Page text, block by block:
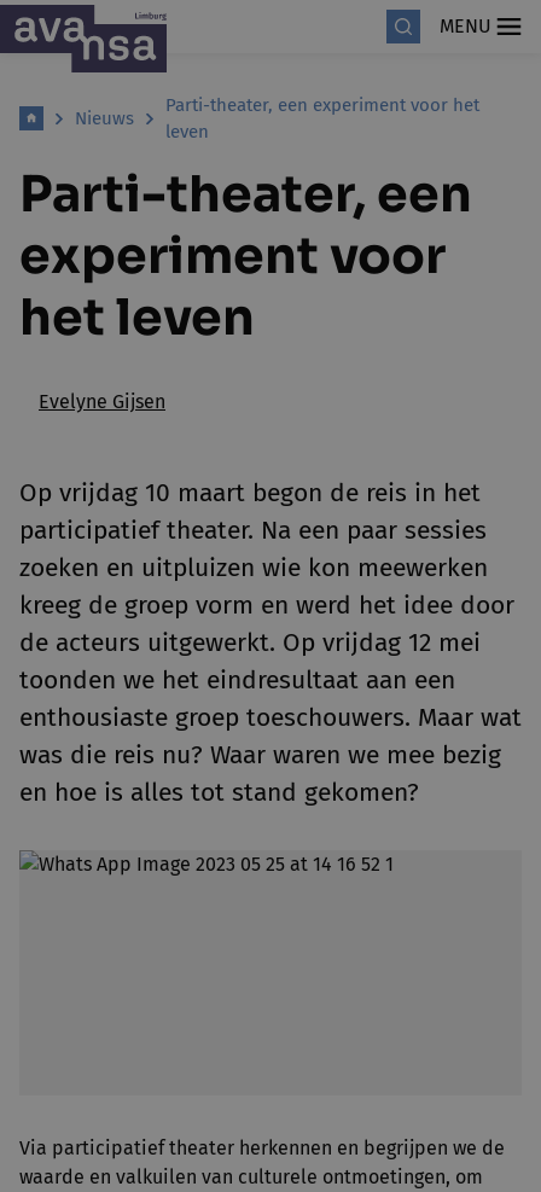
MENU
Nieuws
Parti-theater, een experiment voor het
leven
Parti-theater, een
experiment voor
het leven
Evelyne Gijsen
Op vrijdag 10 maart begon de reis in het
participatief theater. Na een paar sessies
zoeken en uitpluizen wie kon meewerken
kreeg de groep vorm en werd het idee door
de acteurs uitgewerkt. Op vrijdag 12 mei
toonden we het eindresultaat aan een
enthousiaste groep toeschouwers. Maar wat
was die reis nu? Waar waren we mee bezig
en hoe is alles tot stand gekomen?
Via participatief theater herkennen en begrijpen we de
waarde en valkuilen van culturele ontmoetingen, om